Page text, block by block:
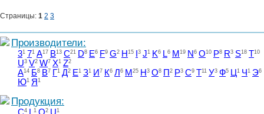
Страницы: 1 2 3
Производители:
31 71 A17 B13 C21 D8 E6 F9 G2 H 15 3 J1 K6 L6 M 19 N 6 O10 P8 R3 S18 T10
U3 V2 W7 X1 Z2
А14 Б8 В7 Г1 Д2 Е1 З1 И 7 К6 Л 6 М 25 Н 3 О8 П 2 Р3 С9 Т11 У3 Ф5 Ц 1 Ч 1 Э6
Ю1 Я 1
Продукция:
4 1 2 1